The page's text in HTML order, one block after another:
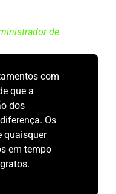
de
com
que a
dos
Os
quaisquer
em tempo